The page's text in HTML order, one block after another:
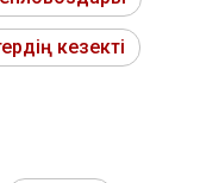
кезекті